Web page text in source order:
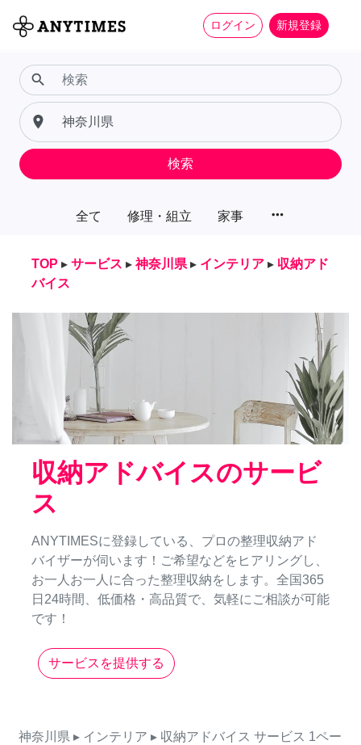
ログイン 新規登録
全て 修理・組立 家事 more_horiz
search
place
検索
TOP ▸ サービス ▸ 神奈川県 ▸ インテリア ▸ 収納アド
バイス
収納アドバイスのサービ
ス
ANYTIMESに登録している、プロの整理収納アド
バイザーが伺います！ご希望などをヒアリングし、
お一人お一人に合った整理収納をします。全国365
日24時間、低価格・高品質で、気軽にご相談が可能
です！
サービスを提供する
神奈川県 ▸ インテリア ▸ 収納アドバイス サービス 1ペー